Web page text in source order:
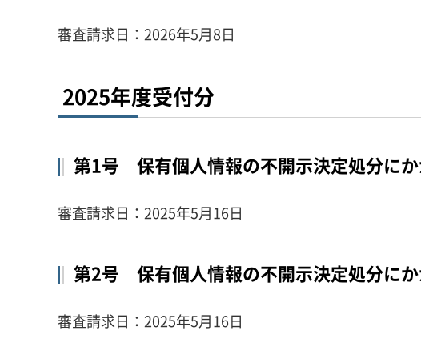
審査請求日：2026年5月8日
2025年度受付分
第1号 保有個人情報の不開示決定処分に
審査請求日：2025年5月16日
第2号 保有個人情報の不開示決定処分に
審査請求日：2025年5月16日